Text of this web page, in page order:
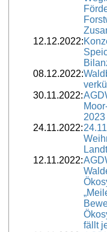
12.12.2022:
08.12.2022:
30.11.2022:
2023
24.11.2022:
12.11.2022:
fällt